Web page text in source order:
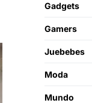
Gadgets
Gamers
Juebebes
Moda
Mundo